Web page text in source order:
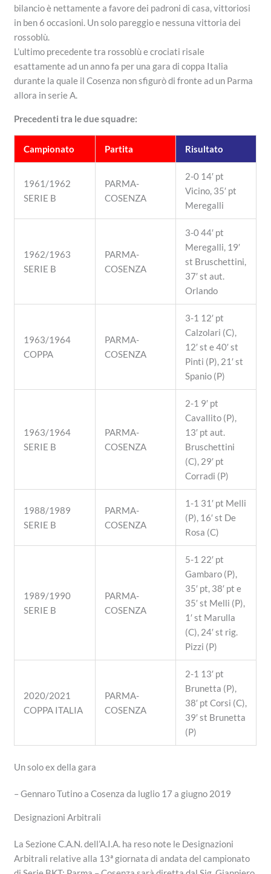
bilancio è nettamente a favore dei padroni di casa, vittoriosi
in ben 6 occasioni. Un solo pareggio e nessuna vittoria dei
rossoblù.
L’ultimo precedente tra rossoblù e crociati risale
esattamente ad un anno fa per una gara di coppa Italia
durante la quale il Cosenza non sfigurò di fronte ad un Parma
allora in serie A.
Precedenti tra le due squadre:
Campionato Partita Risultato
1961/1962
SERIE B
PARMA-
COSENZA
2-0 14′ pt
Vicino, 35′ pt
Meregalli
1962/1963
SERIE B
PARMA-
COSENZA
3-0 44′ pt
Meregalli, 19′
st Bruschettini,
37′ st aut.
Orlando
1963/1964
COPPA
PARMA-
COSENZA
3-1 12′ pt
Calzolari (C),
12′ st e 40′ st
Pinti (P), 21′ st
Spanio (P)
1963/1964
SERIE B
PARMA-
COSENZA
2-1 9′ pt
Cavallito (P),
13′ pt aut.
Bruschettini
(C), 29′ pt
Corradi (P)
1988/1989
SERIE B
PARMA-
COSENZA
1-1 31′ pt Melli
(P), 16′ st De
Rosa (C)
1989/1990
SERIE B
PARMA-
COSENZA
5-1 22′ pt
Gambaro (P),
35′ pt, 38′ pt e
35′ st Melli (P),
1′ st Marulla
(C), 24′ st rig.
Pizzi (P)
2020/2021
COPPA ITALIA
PARMA-
COSENZA
2-1 13′ pt
Brunetta (P),
38′ pt Corsi (C),
39′ st Brunetta
(P)
Un solo ex della gara
– Gennaro Tutino a Cosenza da luglio 17 a giugno 2019
Designazioni Arbitrali
La Sezione C.A.N. dell’A.I.A. ha reso note le Designazioni
Arbitrali relative alla 13ª giornata di andata del campionato